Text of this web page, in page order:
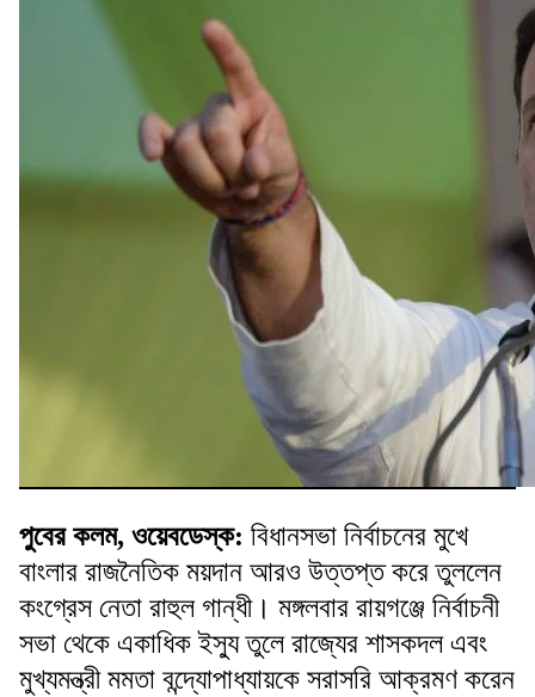
পুবের কলম, ওয়েবডেস্ক: বিধানসভা নির্বাচনের মুখে
বাংলার রাজনৈতিক ময়দান আরও উত্তপ্ত করে তুললেন
কংগ্রেস নেতা রাহুল গান্ধী। মঙ্গলবার রায়গঞ্জে নির্বাচনী
সভা থেকে একাধিক ইস্যু তুলে রাজ্যের শাসকদল এবং
মুখ্যমন্ত্রী মমতা বন্দ্যোপাধ্যায়কে সরাসরি আক্রমণ করেন